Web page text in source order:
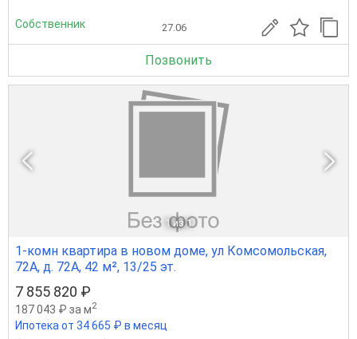
Собственник 27.06
Позвонить
1 из 1
1-комн квартира в новом доме, ул Комсомольская,
72А, д. 72А, 42 м², 13/25 эт.
7 855 820 ₽
187 043 ₽ за м2
Ипотека от 34 665 ₽ в месяц